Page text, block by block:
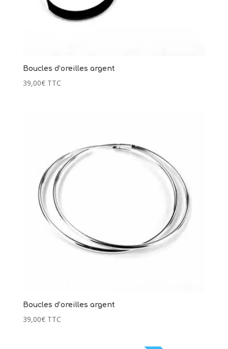
Boucles d’oreilles argent
39,00€ TTC
Boucles d’oreilles argent
39,00€ TTC